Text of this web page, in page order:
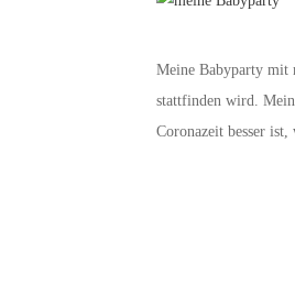
Meine Babyparty mit
stattfinden wird.
Coronazeit besser